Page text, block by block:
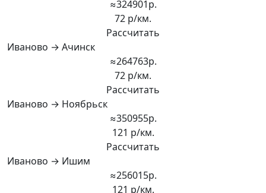
≈324901р.
72 р/км.
Рассчитать
Иваново → Ачинск
≈264763р.
72 р/км.
Рассчитать
Иваново → Ноябрьск
≈350955р.
121 р/км.
Рассчитать
Иваново → Ишим
≈256015р.
121 р/км.